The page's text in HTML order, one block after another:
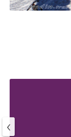
›